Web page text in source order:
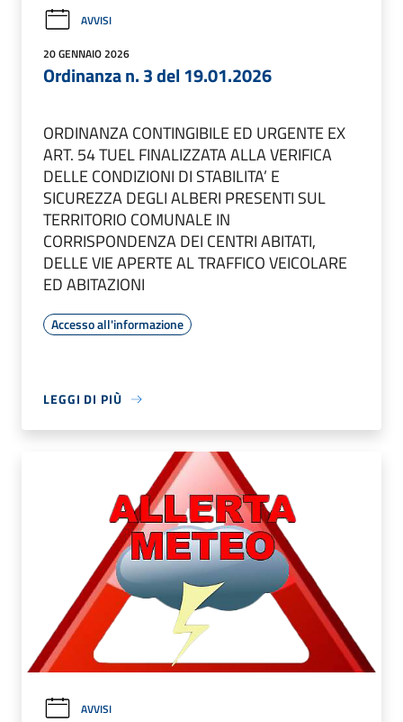
AVVISI
20 GENNAIO 2026
Ordinanza n. 3 del 19.01.2026
ORDINANZA CONTINGIBILE ED URGENTE EX
ART. 54 TUEL FINALIZZATA ALLA VERIFICA
DELLE CONDIZIONI DI STABILITA’ E
SICUREZZA DEGLI ALBERI PRESENTI SUL
TERRITORIO COMUNALE IN
CORRISPONDENZA DEI CENTRI ABITATI,
DELLE VIE APERTE AL TRAFFICO VEICOLARE
ED ABITAZIONI
Accesso all'informazione
LEGGI DI PIÙ
AVVISI